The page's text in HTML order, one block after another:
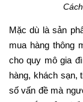
Mặc dù là sản
mua hàng thông
cho quy mô gia
hàng, khách sạn,
số vấn đề mà